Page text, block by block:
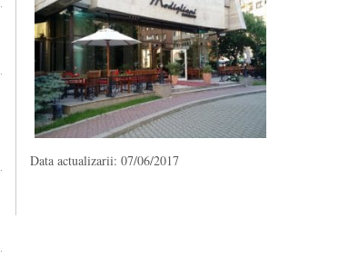
Data actualizarii: 07/06/2017